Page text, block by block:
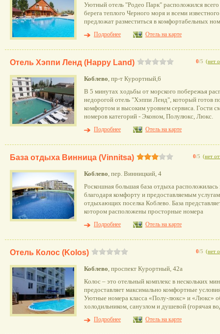
Уютный отель "Родео Парк" расположился
берега теплого Черного моря и всеми
предложат разместиться в комфортабельных
Подробнее
Отель на карте
0/5 (нет
Отель Хэппи Ленд (Happy Land)
Коблево, пр-т Курортный,6
В 5 минутах ходьбы от морского побережья
недорогой отель "Хэппи Ленд", который готов
комфортом и высоким уровнем сервиса. Гости
номеров категорий - Эконом, Полулюкс, Люкс.
Подробнее
Отель на карте
0/5 (нет
База отдыха Винница (Vinnitsa)
Коблево, пер. Винницкий, 4
Роскошная большая база отдыха
благодаря комфорту и предоставляемым
отдыхающих поселка Коблево. База
котором расположены просторные номера
Подробнее
Отель на карте
0/5 (нет
Отель Колос (Kolos)
Коблево, проспект Курортный, 42а
Колос – это отельный комплекс в нескольких
предоставляет максимально комфортные
Уютные номера класса «Полу-люкс» и «Люкс»
холодильником, санузлом и душевой (горячая
Подробнее
Отель на карте